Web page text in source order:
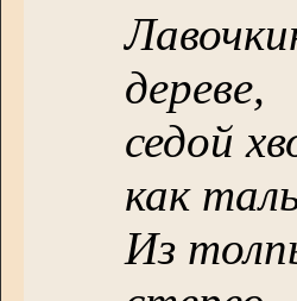
дереве,
седой
как
Из